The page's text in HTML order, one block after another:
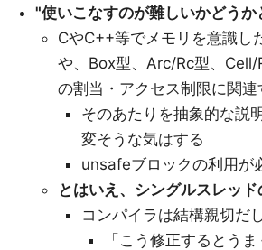
"使いこなすのが難しいかどう
CやC++等でメモリを意識し
や、Box型、Arc/Rc型、Cell/
の割当・アクセス制限に関
そのあたりを抽象的な説
変そうな気はする
unsafeブロックの利用が
とはいえ、シングルスレッ
コンパイラは結構親切だ
「こう修正するとう